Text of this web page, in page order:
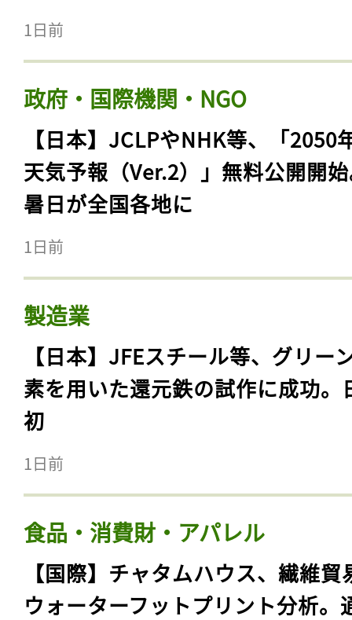
1日前
政府・国際機関・NGO
【日本】JCLPやNHK等、「2050
天気予報（Ver.2）」無料公開開
暑日が全国各地に
1日前
製造業
【日本】JFEスチール等、グリー
素を用いた還元鉄の試作に成功。
初
1日前
食品・消費財・アパレル
【国際】チャタムハウス、繊維貿
ウォーターフットプリント分析。